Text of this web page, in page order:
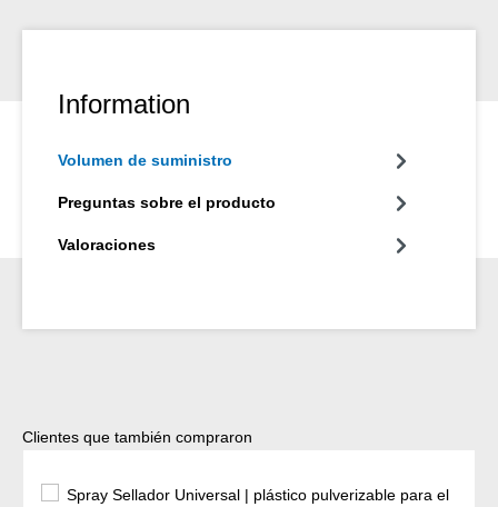
Information
Volumen de suministro
Preguntas sobre el producto
Valoraciones
Omitir la galería de productos
Clientes que también compraron